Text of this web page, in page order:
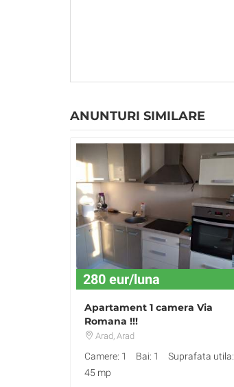
ANUNTURI SIMILARE
280 eur/luna
Apartament 1 camera Via
Romana !!!
Arad, Arad
Camere: 1 Bai: 1
Suprafata utila:
45 mp